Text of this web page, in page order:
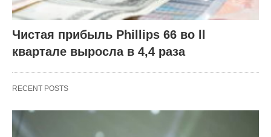
Чистая прибыль Phillips 66 во ll
квартале выросла в 4,4 раза
RECENT POSTS